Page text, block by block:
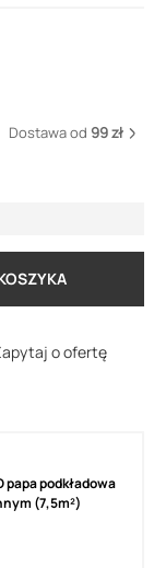
Dostawa od 99 zł
o ofertę
papa podkładowa
z zakładem przemiennym (7,5m²)